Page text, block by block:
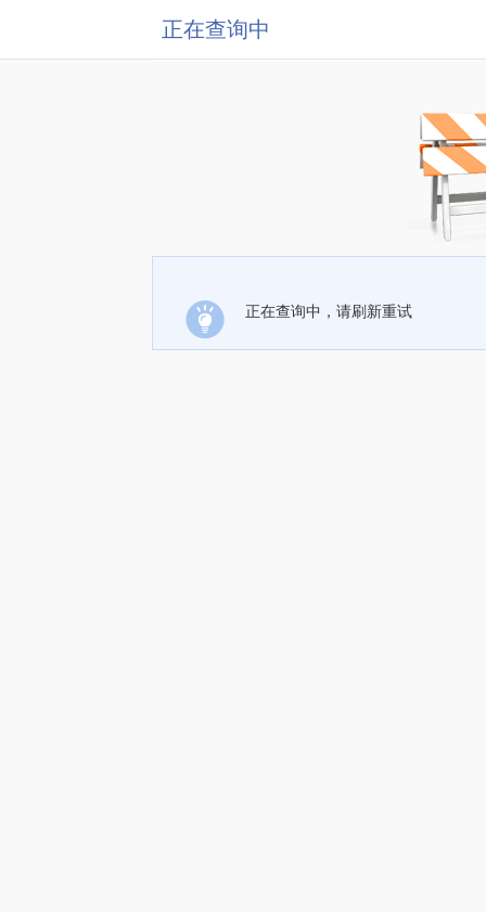
正在查询中
正在查询中，请刷新重试